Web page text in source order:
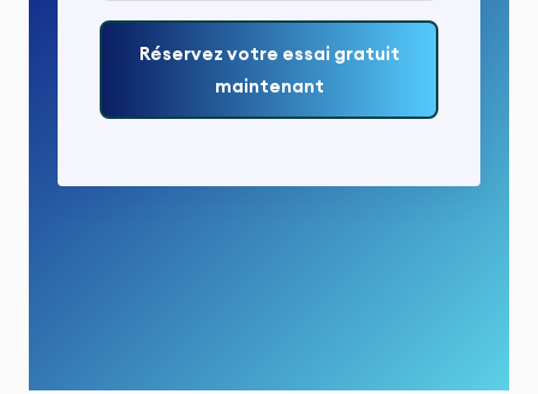
Réservez votre essai gratuit
maintenant